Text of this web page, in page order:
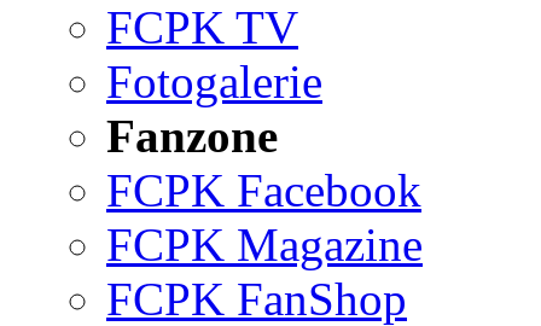
FCPK TV
Fotogalerie
Fanzone
FCPK Facebook
FCPK Magazine
FCPK FanShop